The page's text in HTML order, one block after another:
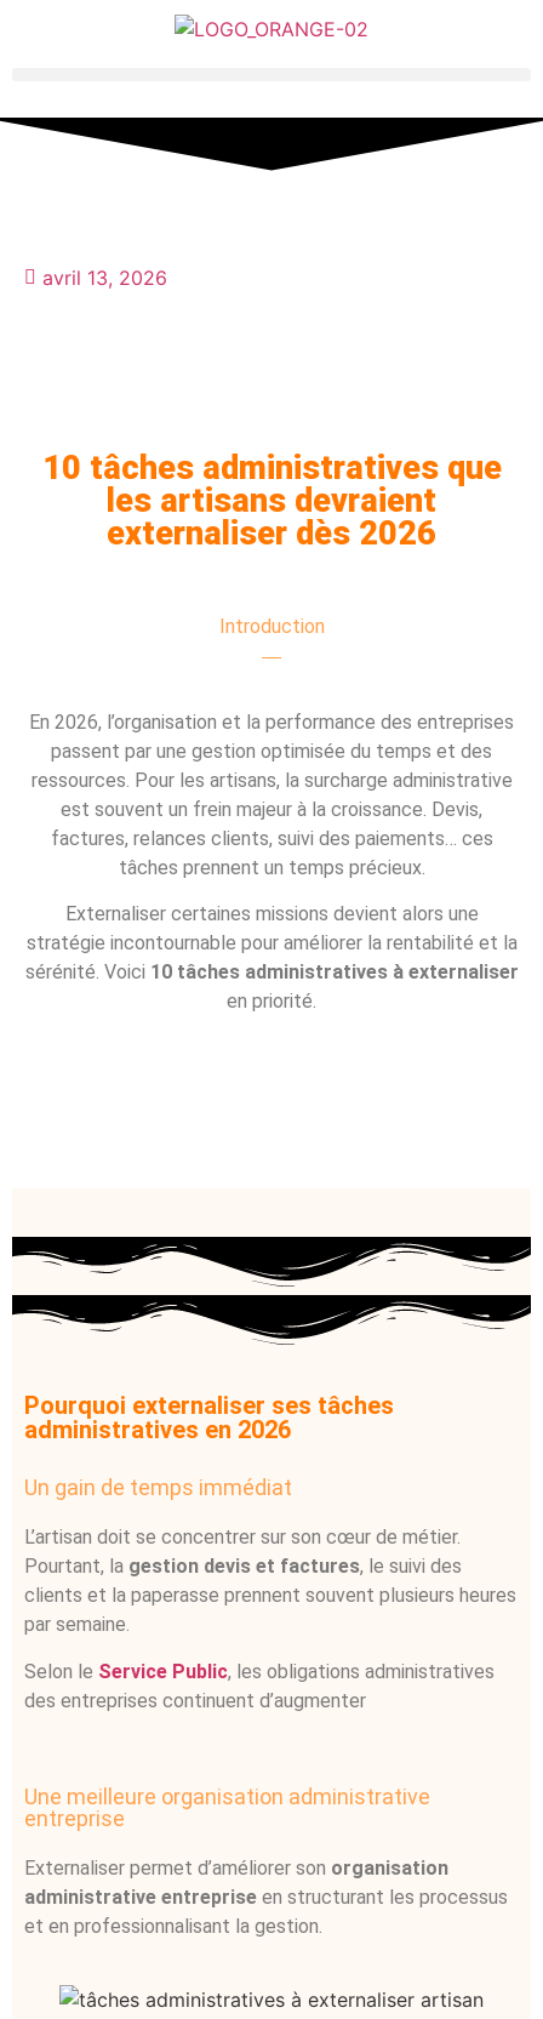
avril 13, 2026
10 tâches administratives que
les artisans devraient
externaliser dès 2026
Introduction
En 2026, l’organisation et la performance des entreprises
passent par une gestion optimisée du temps et des
ressources. Pour les artisans, la surcharge administrative
est souvent un frein majeur à la croissance. Devis,
factures, relances clients, suivi des paiements… ces
tâches prennent un temps précieux.
Externaliser certaines missions devient alors une
stratégie incontournable pour améliorer la rentabilité et la
sérénité. Voici 10 tâches administratives à externaliser
en priorité.
Pourquoi externaliser ses tâches
administratives en 2026
Un gain de temps immédiat
L’artisan doit se concentrer sur son cœur de métier.
Pourtant, la gestion devis et factures, le suivi des
clients et la paperasse prennent souvent plusieurs heures
par semaine.
Selon le Service Public, les obligations administratives
des entreprises continuent d’augmenter
Une meilleure organisation administrative
entreprise
Externaliser permet d’améliorer son organisation
administrative entreprise en structurant les processus
et en professionnalisant la gestion.